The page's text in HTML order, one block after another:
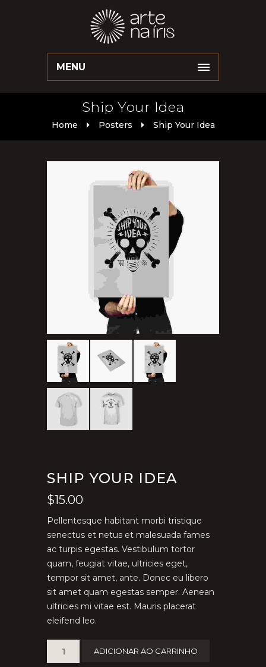
MENU
Ship Your Idea
Home Posters Ship Your Idea
SHIP YOUR IDEA
$15.00
Pellentesque habitant morbi tristique
senectus et netus et malesuada fames
ac turpis egestas. Vestibulum tortor
quam, feugiat vitae, ultricies eget,
tempor sit amet, ante. Donec eu libero
sit amet quam egestas semper. Aenean
ultricies mi vitae est. Mauris placerat
eleifend leo.
Ship
Your
ADICIONAR AO CARRINHO